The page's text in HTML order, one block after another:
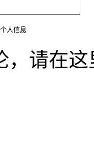
人信息
请在这